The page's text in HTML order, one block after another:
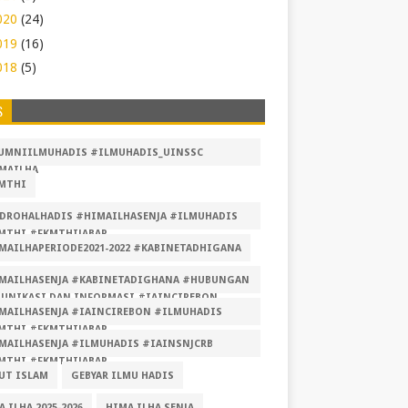
(24)
(16)
(5)
#ILMUHADIS_UINSSC
#HIMAILHASENJA #ILMUHADIS
#FKMTHIJABAR
2022 #KABINETADHIGANA
#KABINETADIGHANA #HUBUNGAN
DAN INFORMASI #IAINCIREBON
#FKMTHI #FKMTHIJABAR
#IAINCIREBON #ILMUHADIS
#FKMTHIJABAR
#ILMUHADIS #IAINSNJCRB
#FKMTHIJABAR
ISLAM
GEBYAR ILMU HADIS